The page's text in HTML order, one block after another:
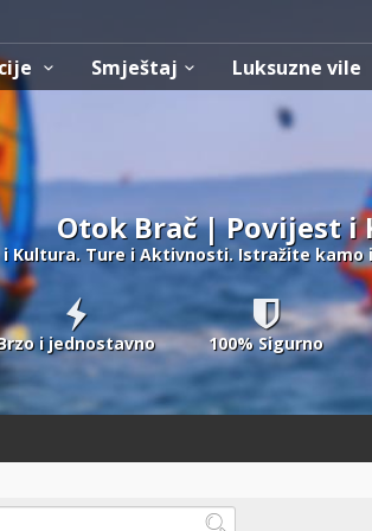
Smještaj Luksuzne vile
Otok Brač | Povijest i
Kultura. Ture i Aktivnosti. Istražite kamo
i jednostavno 100% Sigurno